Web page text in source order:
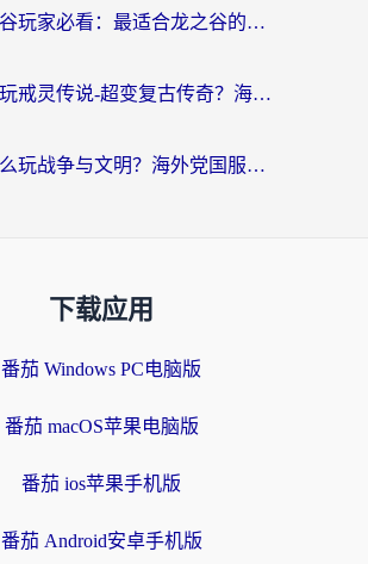
海外龙之谷玩家必看：最适合龙之谷的加速器，解决延迟卡顿还能畅玩幻书启示录和梦幻西游？
法国怎么玩戒灵传说-超变复古传奇？海外玩家国服游戏加速终极指南
新加坡怎么玩战争与文明？海外党国服游戏加速器终极避坑指南
下载应用
番茄 Windows PC电脑版
番茄 macOS苹果电脑版
番茄 ios苹果手机版
番茄 Android安卓手机版